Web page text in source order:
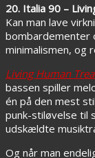
20. Italia 90 –
Kan man lave
bombardementer
minimalismen,
Living Human
bassen spiller
én på den mest
punk-stiløvelse til
udskældte
Og når man